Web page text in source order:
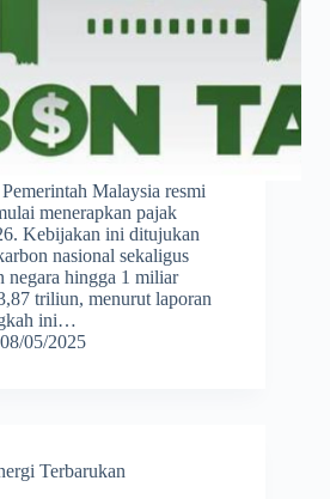
Malaysia resmi
menerapkan pajak
Kebijakan ini ditujukan
nasional sekaligus
negara hingga 1 miliar
triliun, menurut laporan
ini…
08/05/2025
Terbarukan